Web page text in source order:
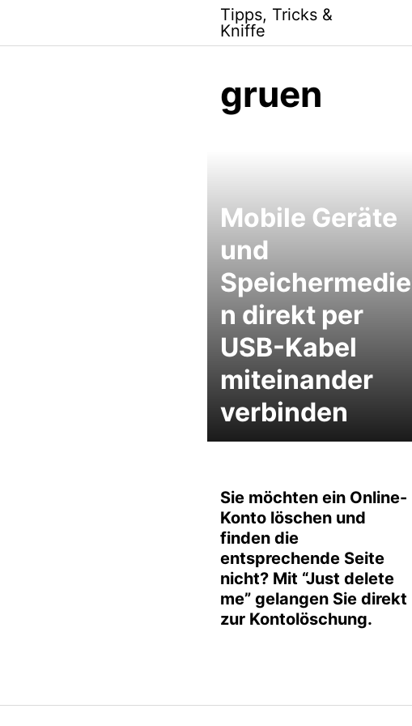
content
Tipps, Tricks &
Kniffe
gruen
Mobile Geräte
und
Speichermedie
n direkt per
USB-Kabel
miteinander
verbinden
Sie möchten ein Online-
Konto löschen und
finden die
entsprechende Seite
nicht? Mit “Just delete
me” gelangen Sie direkt
zur Kontolöschung.